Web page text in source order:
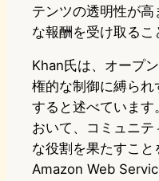
テンツの透明性が
な報酬を受け取るこ
Khan氏は、オープ
権的な制御に縛ら
すると述べています
おいて、コミュニ
な役割を果たすこと
Amazon Web